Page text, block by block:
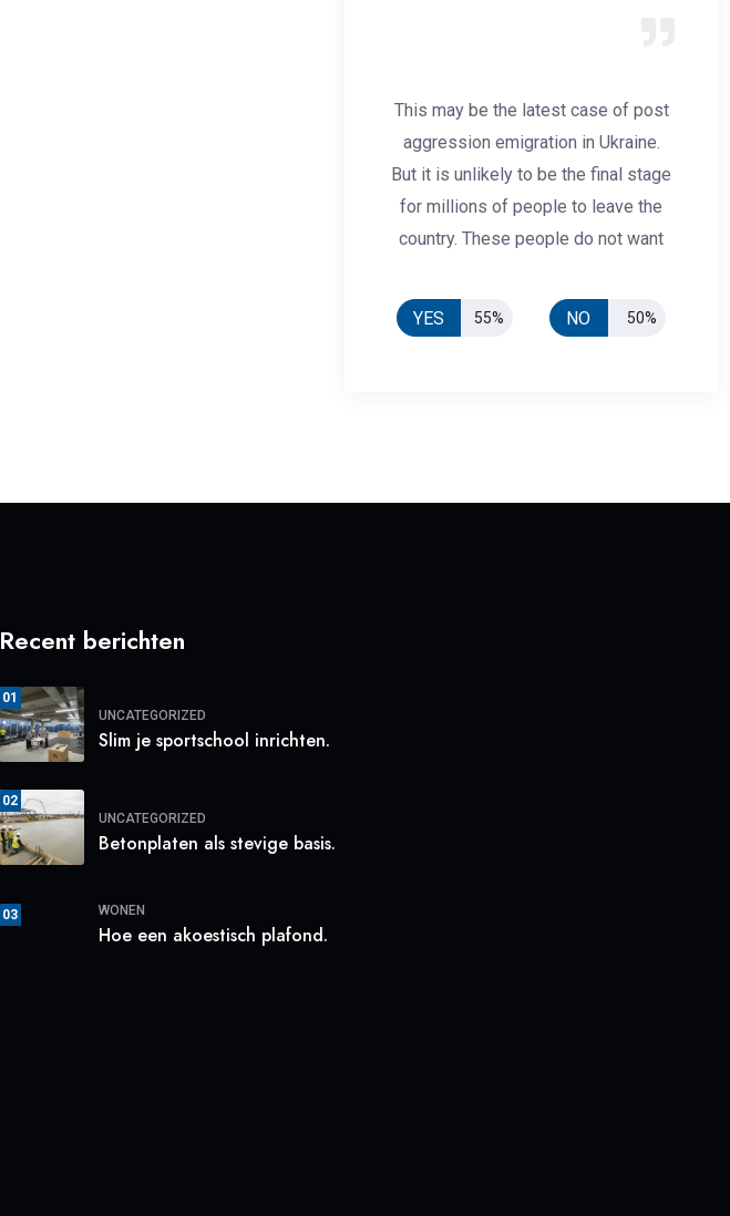
This may be the latest case of post
aggression emigration in Ukraine.
But it is unlikely to be the final stage
for millions of people to leave the
country. These people do not want
YES 55% NO 50%
Recent berichten
01
UNCATEGORIZED
Slim je sportschool inrichten.
02
UNCATEGORIZED
Betonplaten als stevige basis.
03 WONEN
Hoe een akoestisch plafond.